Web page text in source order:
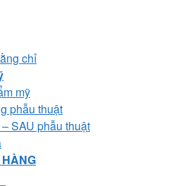
chỉ
mỹ
phẫu thuật
SAU phẫu thuật